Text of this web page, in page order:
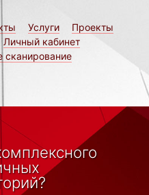
Услуги
Проекты
Личный кабинет
сканирование